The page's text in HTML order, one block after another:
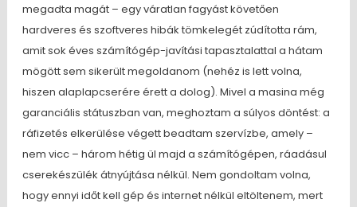
megadta magát – egy váratlan fagyást követően
hardveres és szoftveres hibák tömkelegét zúdította rám,
amit sok éves számítógép-javítási tapasztalattal a hátam
mögött sem sikerült megoldanom (nehéz is lett volna,
hiszen alaplapcserére érett a dolog). Mivel a masina még
garanciális státuszban van, meghoztam a súlyos döntést: a
ráfizetés elkerülése végett beadtam szervízbe, amely –
nem vicc – három hétig ül majd a számítógépen, ráadásul
cserekészülék átnyújtása nélkül. Nem gondoltam volna,
hogy ennyi időt kell gép és internet nélkül eltöltenem, mert